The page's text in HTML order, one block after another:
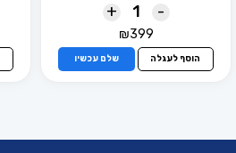
-
+
₪399
הוסף לעגלה שלם עכשיו